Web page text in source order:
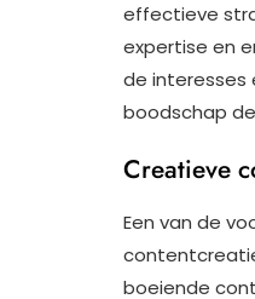
effectieve
expertise en
de interesses
boodschap
Creatieve
Een van de
boeiende